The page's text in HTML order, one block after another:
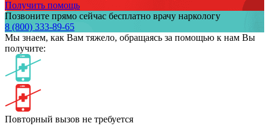
Получить помощь
Позвоните прямо сейчас бесплатно врачу наркологу
8 (800) 333-89-65
Мы знаем, как Вам тяжело, обращаясь за помощью к нам Вы
получите:
Повторный вызов не требуется